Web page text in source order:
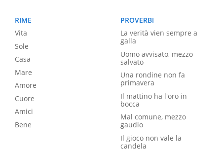
RIME
Vita
Sole
Casa
Mare
Amore
Cuore
Amici
Bene
PROVERBI
La verità vien sempre a
galla
Uomo avvisato, mezzo
salvato
Una rondine non fa
primavera
Il mattino ha l'oro in
bocca
Mal comune, mezzo
gaudio
Il gioco non vale la
candela